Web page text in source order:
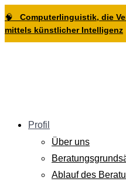
Zur
Hauptnavigation
springen
Zum
Inhalt
springen
Zum
Footer
springen
🧠 Computerlinguistik, die
mittels künstlicher Intelligenz
Profil
Über uns
Ablauf des